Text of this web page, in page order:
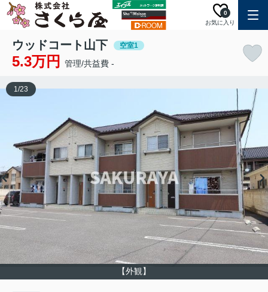
お気に入り
0
ウッドコート山下 空室1
5.3万円 管理/共益費 -
【外観】
1/23